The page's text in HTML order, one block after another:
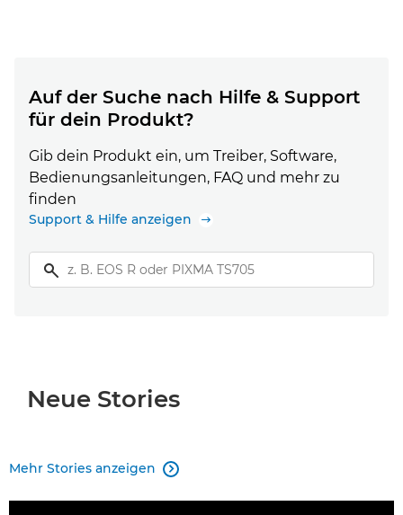
Auf der Suche nach Hilfe & Support
für dein Produkt?
Gib dein Produkt ein, um Treiber, Software,
Bedienungsanleitungen, FAQ und mehr zu
finden
Support & Hilfe anzeigen
Neue Stories
Mehr Stories anzeigen 